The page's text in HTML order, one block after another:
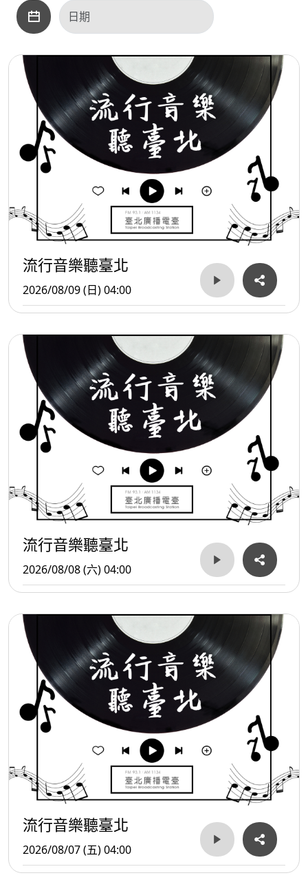
流行音樂聽臺北
2026/08/09 (日) 04:00
流行音樂聽臺北
2026/08/08 (六) 04:00
流行音樂聽臺北
2026/08/07 (五) 04:00